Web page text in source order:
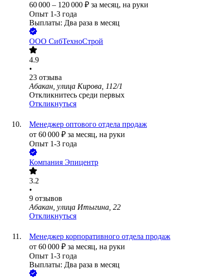
60 000 – 120 000 ₽ за месяц, на руки
Опыт 1-3 года
Выплаты: Два раза в месяц
ООО СибТехноСтрой
4.9
•
23 отзыва
Абакан, улица Кирова, 112/1
Откликнитесь среди первых
Откликнуться
Менеджер оптового отдела продаж
от 60 000 ₽ за месяц, на руки
Опыт 1-3 года
Компания Эпицентр
3.2
•
9 отзывов
Абакан, улица Итыгина, 22
Откликнуться
Менеджер корпоративного отдела продаж
от 60 000 ₽ за месяц, на руки
Опыт 1-3 года
Выплаты: Два раза в месяц